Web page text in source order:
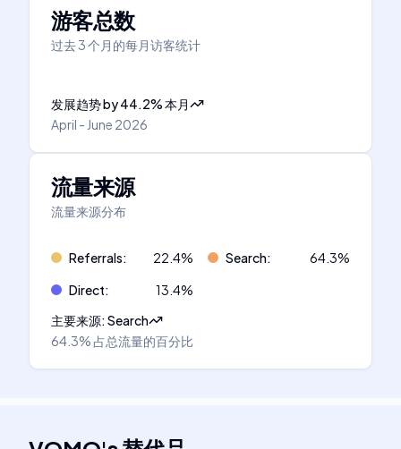
游客总数
过去 3 个月的每月访客统计
发展趋势by44.2%本月
April - June 2026
流量来源
流量来源分布
Referrals: 22.4% Search: 64.3%
Direct: 13.4%
主要来源:Search
64.3%占总流量的百分比